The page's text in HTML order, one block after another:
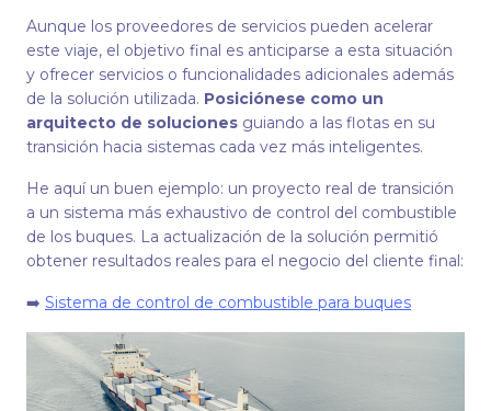
Aunque los proveedores de servicios pueden acelerar
este viaje, el objetivo final es anticiparse a esta situación
y ofrecer servicios o funcionalidades adicionales además
de la solución utilizada. Posiciónese como un
arquitecto de soluciones guiando a las flotas en su
transición hacia sistemas cada vez más inteligentes.
He aquí un buen ejemplo: un proyecto real de transición
a un sistema más exhaustivo de control del combustible
de los buques. La actualización de la solución permitió
obtener resultados reales para el negocio del cliente final:
➡️ Sistema de control de combustible para buques